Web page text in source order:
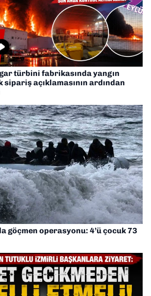
türbini fabrikasında yangın
sipariş açıklamasının ardından
göçmen operasyonu: 4’ü çocuk 73